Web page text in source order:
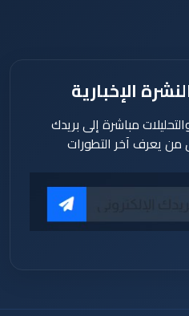
الإخبارية
مباشرة إلى بريدك
من يعرف آخر التطورات